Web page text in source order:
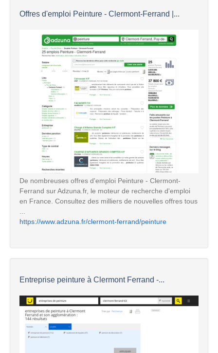
Offres d'emploi Peinture - Clermont-Ferrand |...
De nombreuses offres d'emploi Peinture - Clermont-
Ferrand sur Adzuna.fr, le moteur de recherche d'emploi
en France. Consultez des milliers de nouvelles offres tous
...
https://www.adzuna.fr/clermont-ferrand/peinture
Entreprise peinture à Clermont Ferrand -...